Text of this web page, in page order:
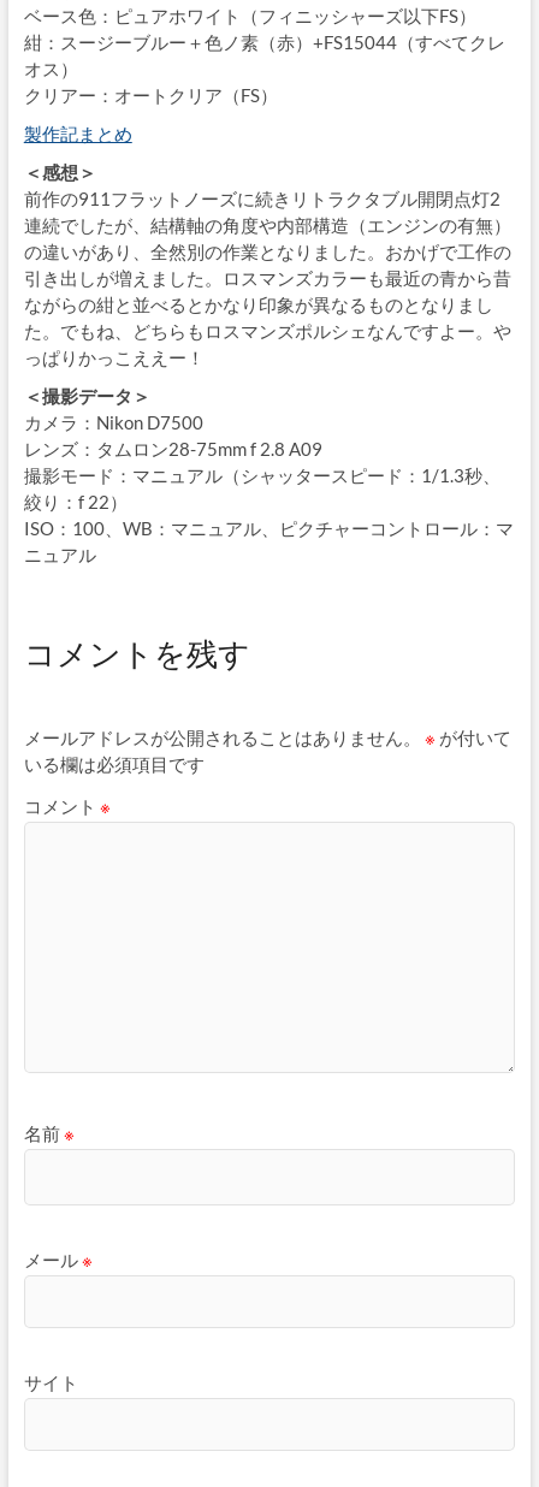
ベース色：ピュアホワイト（フィニッシャーズ以下FS）
紺：スージーブルー＋色ノ素（赤）+FS15044（すべてクレ
オス）
クリアー：オートクリア（FS）
製作記まとめ
＜感想＞
前作の911フラットノーズに続きリトラクタブル開閉点灯2
連続でしたが、結構軸の角度や内部構造（エンジンの有無）
の違いがあり、全然別の作業となりました。おかげで工作の
引き出しが増えました。ロスマンズカラーも最近の青から昔
ながらの紺と並べるとかなり印象が異なるものとなりまし
た。でもね、どちらもロスマンズポルシェなんですよー。や
っぱりかっこええー！
＜撮影データ＞
カメラ：Nikon D7500
レンズ：タムロン28-75mm f 2.8 A09
撮影モード：マニュアル（シャッタースピード：1/1.3秒、
絞り：f 22）
ISO：100、WB：マニュアル、ピクチャーコントロール：マ
ニュアル
コメントを残す
メールアドレスが公開されることはありません。 ※ が付いて
いる欄は必須項目です
コメント ※
名前※
メール※
サイト